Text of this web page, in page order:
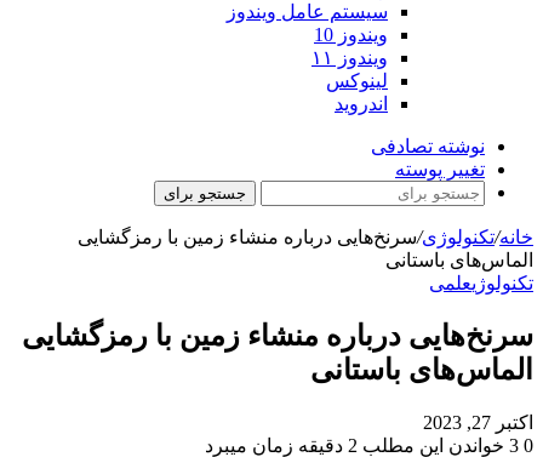
سیستم عامل ویندوز
ویندوز 10
ویندوز ۱۱
لینوکس
اندروید
نوشته تصادفی
تغییر پوسته
جستجو برای
خانه/تکنولوژی/سرنخ‌هایی درباره منشاء زمین با رمزگشایی
الماس‌های باستانی
تکنولوژیعلمی
سرنخ‌هایی درباره منشاء زمین با رمزگشایی
الماس‌های باستانی
اکتبر 27, 2023
0
خواندن این مطلب 2 دقیقه زمان میبرد